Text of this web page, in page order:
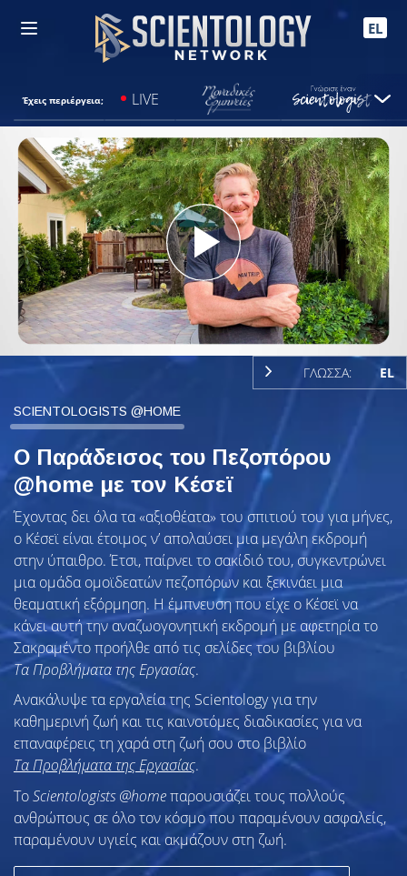
EL
Έχεις περιέργεια; LIVE
Play
Video
ΓΛΩΣΣΑ: EL
SCIENTOLOGISTS @HOME
Ο Παράδεισος του Πεζοπόρου
@home με τον Κέσεϊ
Έχοντας δει όλα τα «αξιοθέατα» του σπιτιού του για μήνες,
ο Κέσεϊ είναι έτοιμος ν’ απολαύσει μια μεγάλη εκδρομή
στην ύπαιθρο. Έτσι, παίρνει το σακίδιό του, συγκεντρώνει
μια ομάδα ομοϊδεατών πεζοπόρων και ξεκινάει μια
θεαματική εξόρμηση. Η έμπνευση που είχε ο Κέσεϊ να
κάνει αυτή την αναζωογονητική εκδρομή με αφετηρία το
Σακραμέντο προήλθε από τις σελίδες του βιβλίου
Τα Προβλήματα της Εργασίας.
Ανακάλυψε τα εργαλεία της Scientology για την
καθημερινή ζωή και τις καινοτόμες διαδικασίες για να
επαναφέρεις τη χαρά στη ζωή σου στο βιβλίο
Τα Προβλήματα της Εργασίας.
ToScientologists @homeπαρουσιάζει τους πολλούς
ανθρώπους σε όλο τον κόσμο που παραμένουν ασφαλείς,
παραμένουν υγιείς και ακμάζουν στη ζωή.